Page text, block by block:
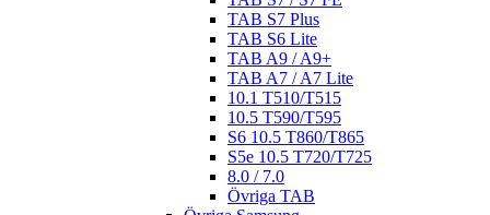
TAB S7 Plus
TAB S6 Lite
TAB A9 / A9+
TAB A7 / A7 Lite
10.1 T510/T515
10.5 T590/T595
S6 10.5 T860/T865
S5e 10.5 T720/T725
8.0 / 7.0
Övriga TAB